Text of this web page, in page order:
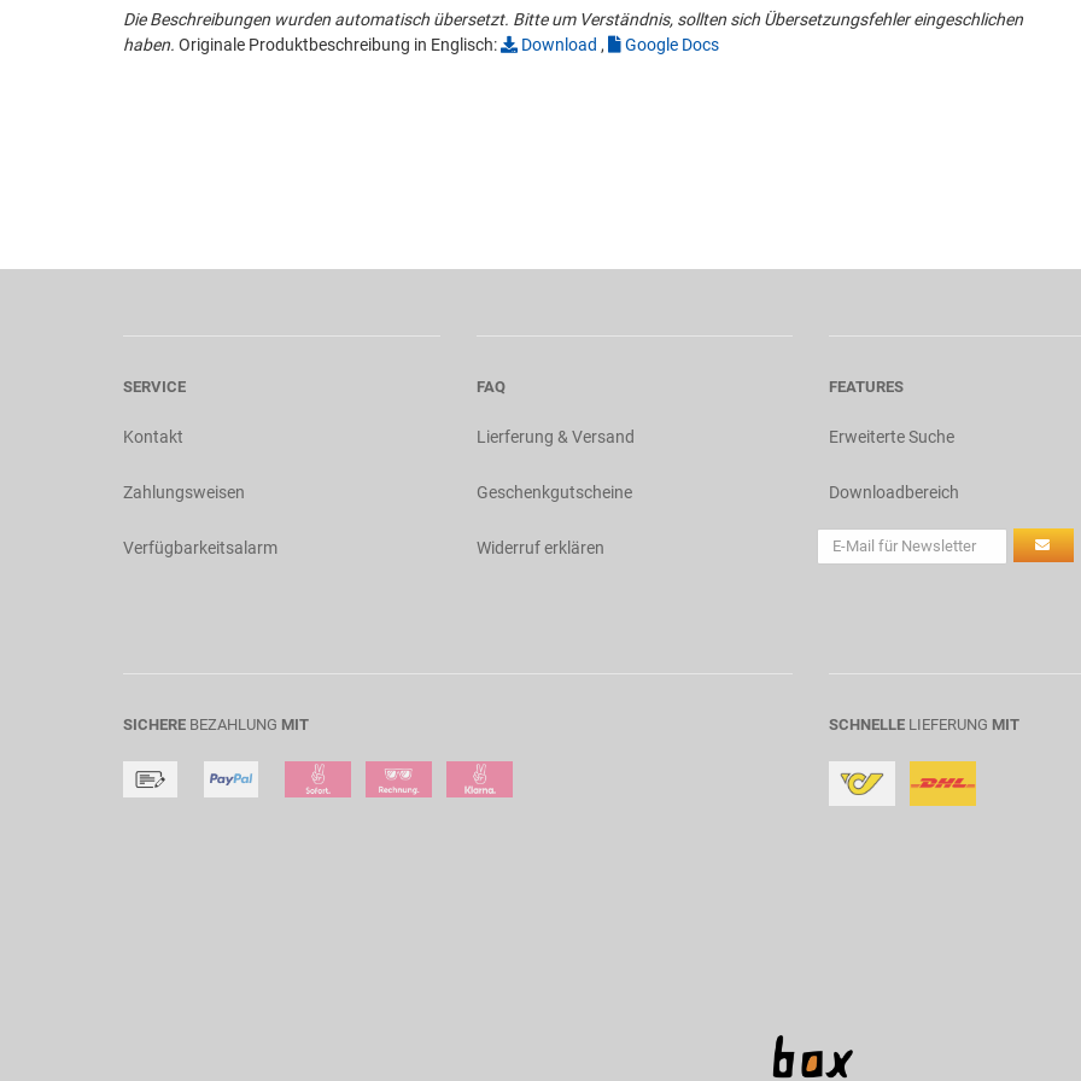
Die Beschreibungen wurden automatisch übersetzt. Bitte um Verständnis, sollten sich Übersetzungsfehler eingeschlichen
haben. Originale Produktbeschreibung in Englisch: Download , Google Docs
SERVICE
Kontakt
Zahlungsweisen
Verfügbarkeitsalarm
FAQ
Lierferung & Versand
Geschenkgutscheine
Widerruf erklären
FEATURES
Erweiterte Suche
Downloadbereich
SICHERE BEZAHLUNG MIT SCHNELLE LIEFERUNG MIT